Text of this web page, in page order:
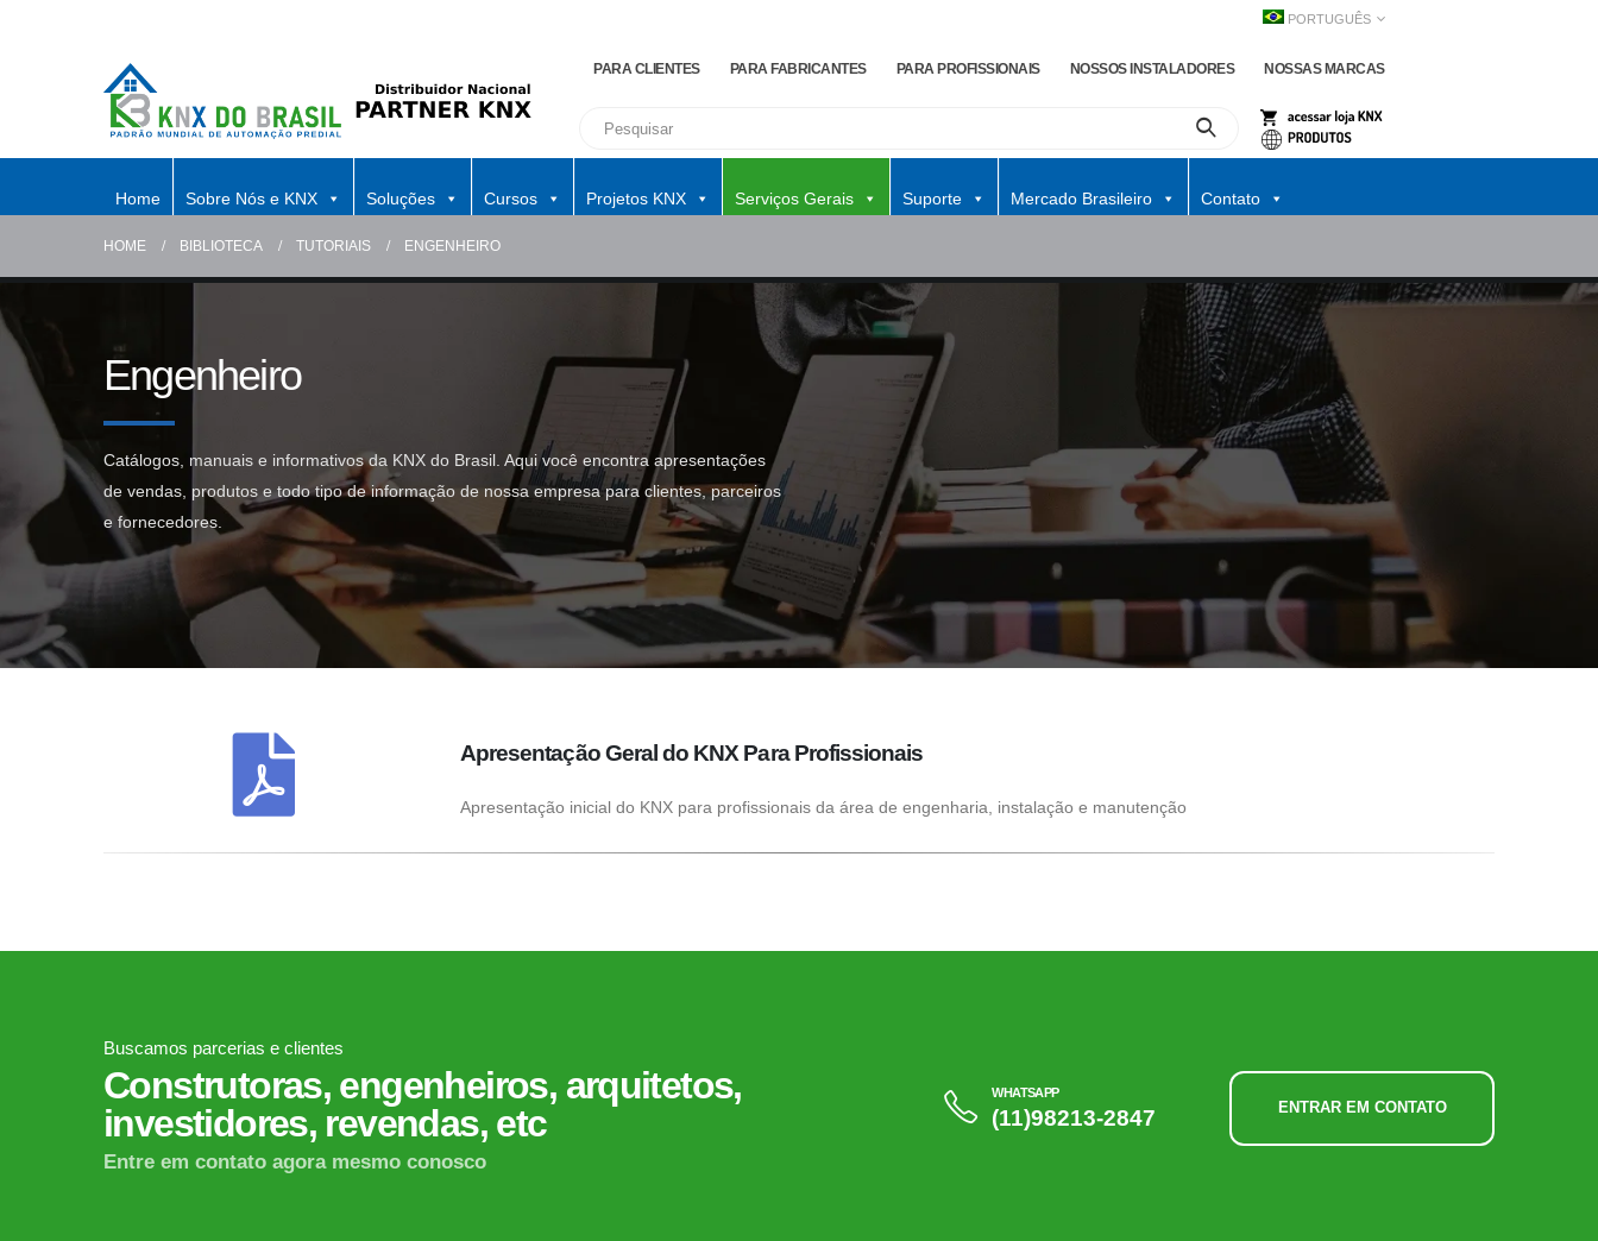
PORTUGUÊS
PARA CLIENTES PARA FABRICANTES PARA PROFISSIONAIS NOSSOS INSTALADORES NOSSAS MARCAS
Home Sobre Nós e KNX Soluções Cursos Projetos KNX Serviços Gerais Suporte Mercado Brasileiro Contato
HOME BIBLIOTECA TUTORIAIS ENGENHEIRO
Engenheiro
Catálogos, manuais e informativos da KNX do Brasil. Aqui você encontra apresentações
de vendas, produtos e todo tipo de informação de nossa empresa para clientes, parceiros
e fornecedores.
Apresentação Geral do KNX Para Profissionais
Apresentação inicial do KNX para profissionais da área de engenharia, instalação e manutenção
Buscamos parcerias e clientes
Construtoras, engenheiros, arquitetos,
investidores, revendas, etc
Entre em contato agora mesmo conosco
WHATSAPP
(11)98213-2847 ENTRAR EM CONTATO